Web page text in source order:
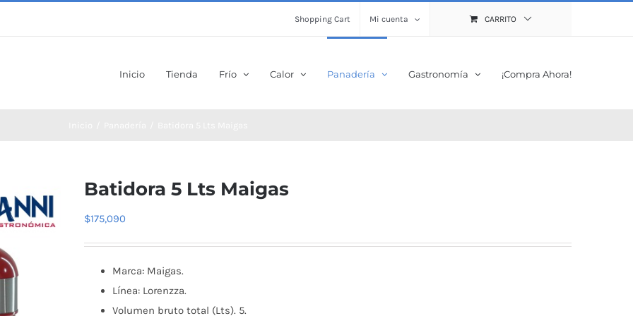
Shopping Cart Mi cuenta CARRITO
Inicio Tienda Frío Calor Panadería Gastronomía ¡Compra Ahora!
Batidora 5 Lts Maigas
$175,090
Marca: Maigas.
Línea: Lorenzza.
Volumen bruto total (Lts). 5.